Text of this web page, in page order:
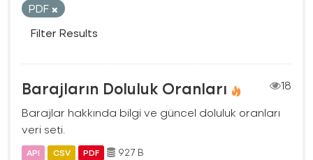
PDF
Filter Results
Barajların Doluluk Oranları
18
Barajlar hakkında bilgi ve güncel doluluk oranları
veri seti.
API CSV PDF 927 B